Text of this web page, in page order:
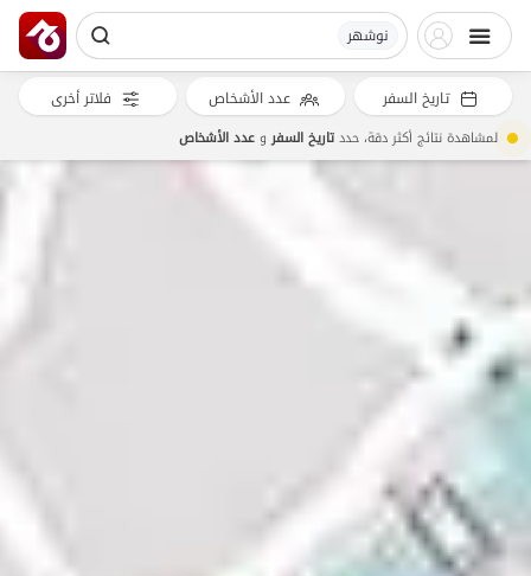
نوشهر
تاريخ السفر عدد الأشخاص فلاتر أخرى
لمشاهدة نتائج أكثر دقة، حددتاريخ السفروعدد الأشخاص